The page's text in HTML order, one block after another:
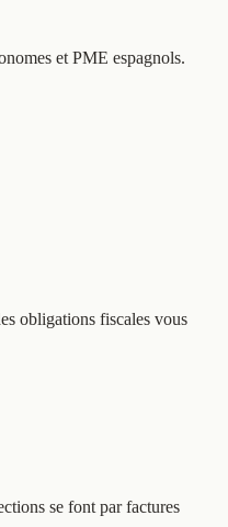
et PME espagnols.
obligations fiscales vous
se font par factures